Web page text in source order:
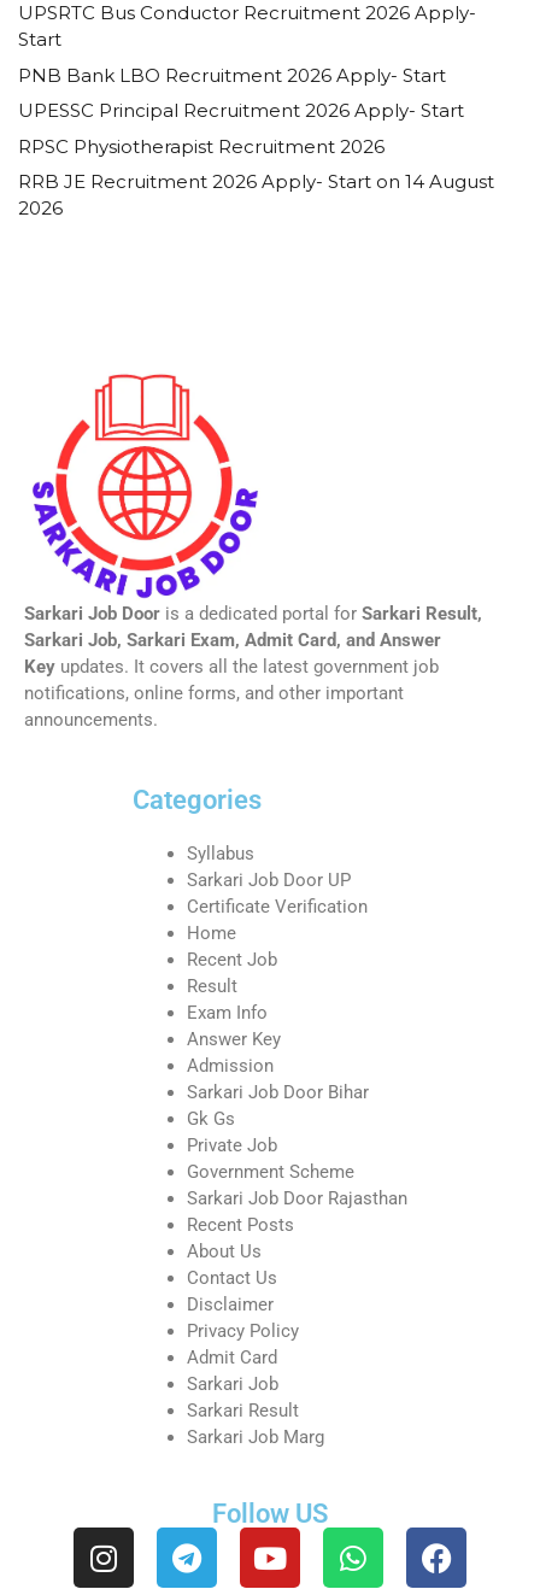
UPSRTC Bus Conductor Recruitment 2026 Apply-
Start
PNB Bank LBO Recruitment 2026 Apply- Start
UPESSC Principal Recruitment 2026 Apply- Start
RPSC Physiotherapist Recruitment 2026
RRB JE Recruitment 2026 Apply- Start on 14 August
2026
Sarkari Job Door is a dedicated portal for Sarkari Result,
Sarkari Job, Sarkari Exam, Admit Card, and Answer
Key updates. It covers all the latest government job
notifications, online forms, and other important
announcements.
Categories
Syllabus
Sarkari Job Door UP
Certificate Verification
Home
Recent Job
Result
Exam Info
Answer Key
Admission
Sarkari Job Door Bihar
Gk Gs
Private Job
Government Scheme
Sarkari Job Door Rajasthan
Recent Posts
About Us
Contact Us
Disclaimer
Privacy Policy
Admit Card
Sarkari Job
Sarkari Result
Sarkari Job Marg
Follow US